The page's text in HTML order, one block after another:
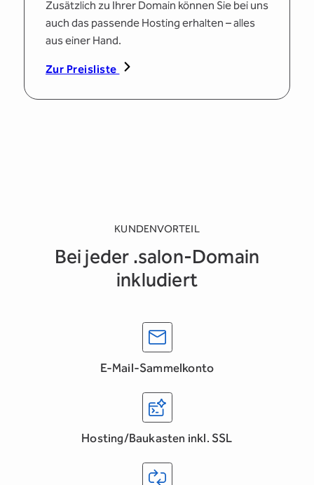
Zusätzlich zu Ihrer Domain können Sie bei uns
auch das passende Hosting erhalten – alles
aus einer Hand.
Zur Preisliste
KUNDENVORTEIL
Bei jeder .salon-Domain
inkludiert
E-Mail-Sammelkonto
Hosting/Baukasten inkl. SSL